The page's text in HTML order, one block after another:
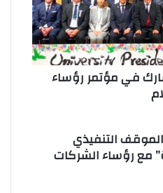
في مؤتمر رؤساء
الموقف التنفيذي
مع رؤساء الشركات